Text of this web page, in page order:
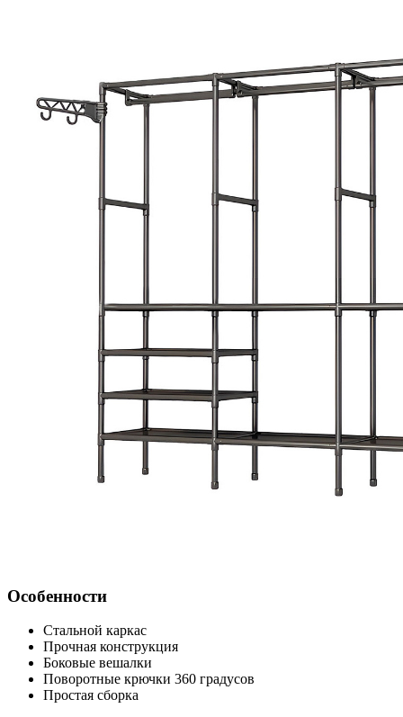
Особенности
Стальной каркас
Прочная конструкция
Боковые вешалки
Поворотные крючки 360 градусов
Простая сборка